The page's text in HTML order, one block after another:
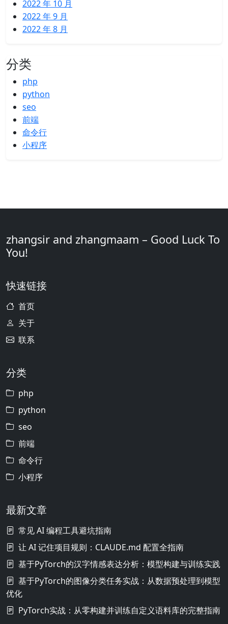
2022 年 10 月
2022 年 9 月
2022 年 8 月
分类
php
python
seo
前端
命令行
小程序
zhangsir and zhangmaam – Good Luck To
You!
快速链接
首页
关于
联系
分类
php
python
seo
前端
命令行
小程序
最新文章
常见 AI 编程工具避坑指南
让 AI 记住项目规则：CLAUDE.md 配置全指南
基于PyTorch的汉字情感表达分析：模型构建与训练实践
基于PyTorch的图像分类任务实战：从数据预处理到模型
优化
PyTorch实战：从零构建并训练自定义语料库的完整指南